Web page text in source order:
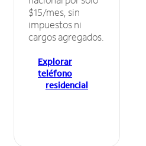
$15/mes, sin
impuestos ni
cargos agregados.
Explorar
teléfono
residencial